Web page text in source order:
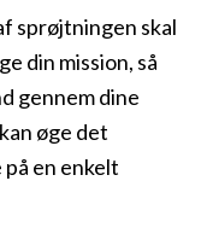
sprøjtningen skal
din mission, så
gennem dine
øge det
en enkelt